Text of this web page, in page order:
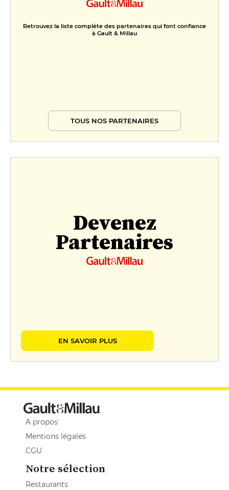
Retrouvez la liste complète des partenaires qui font confiance
à Gault & Millau
TOUS NOS PARTENAIRES
Devenez
Partenaires
EN SAVOIR PLUS
A propos
Mentions légales
CGU
Notre sélection
Restaurants